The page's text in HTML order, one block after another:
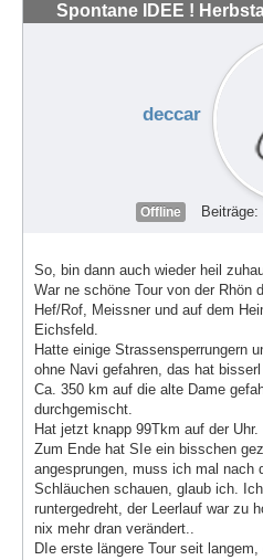
Spontane IDEE !
deccar
Offline Beiträge:
So, bin dann auch wieder heil
War ne schöne Tour von der Rhön
Hef/Rof, Meissner und auf dem
Eichsfeld.
Hatte einige Strassensperrungern
ohne Navi gefahren, das hat bisserl
Ca. 350 km auf die alte Dame
durchgemischt.
Hat jetzt knapp 99Tkm auf der Uhr.
Zum Ende hat SIe ein bisschen
angesprungen, muss ich mal nach
Schläuchen schauen, glaub ich.
runtergedreht, der Leerlauf war zu
nix mehr dran verändert..
DIe erste längere Tour seit